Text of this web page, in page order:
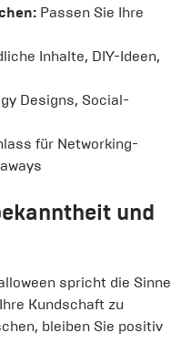
Passen Sie Ihre
Inhalte, DIY-Ideen,
Designs, Social-
für Networking-
und
spricht die Sinne
Kundschaft zu
bleiben Sie positiv